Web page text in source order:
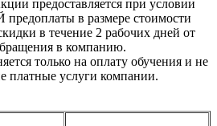
предоставляется при условии
в размере стоимости
в течение 2 рабочих дней от
в компанию.
только на оплату обучения и не
платные услуги компании.